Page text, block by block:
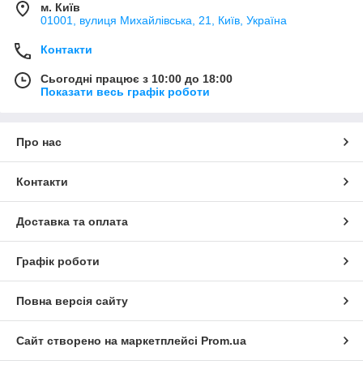
м. Київ
01001, вулиця Михайлівська, 21, Київ, Україна
Контакти
Сьогодні працює з 10:00 до 18:00
Показати весь графік роботи
Про нас
Контакти
Доставка та оплата
Графік роботи
Повна версія сайту
Сайт створено на маркетплейсі Prom.ua